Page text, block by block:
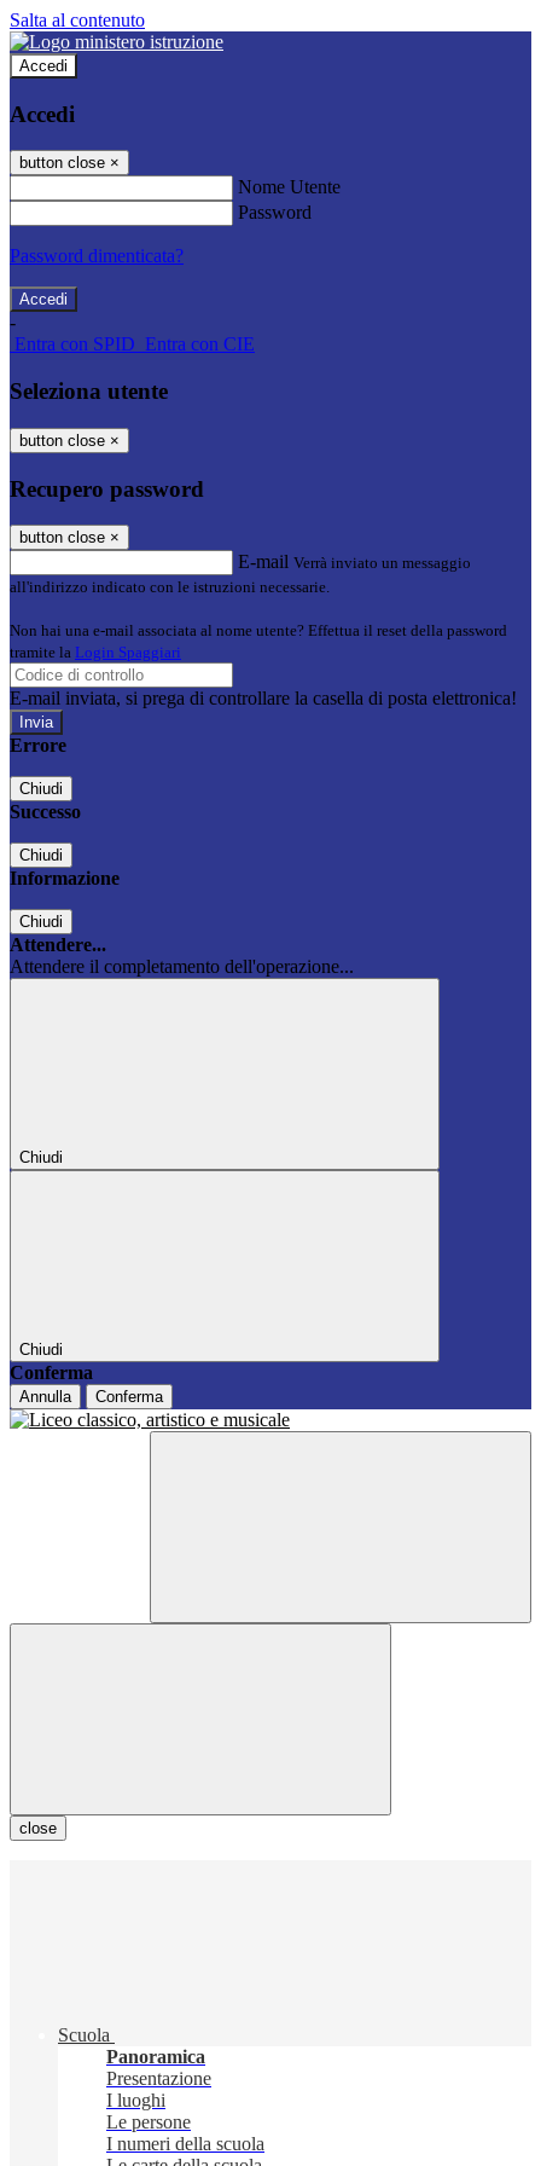
Salta al contenuto
Accedi
Accedi
button close ×
Nome Utente
Password
Password dimenticata?
-
Entra con SPID Entra con CIE
Seleziona utente
button close ×
Recupero password
button close ×
E-mail Verrà inviato un messaggio
all'indirizzo indicato con le istruzioni necessarie.
Non hai una e-mail associata al nome utente? Effettua il reset della password
tramite la Login Spaggiari
E-mail inviata, si prega di controllare la casella di posta elettronica!
Errore
Chiudi
Successo
Chiudi
Informazione
Chiudi
Attendere...
Attendere il completamento dell'operazione...
Chiudi
Chiudi
Conferma
Annulla Conferma
close
Scuola
Panoramica
Presentazione
I luoghi
Le persone
I numeri della scuola